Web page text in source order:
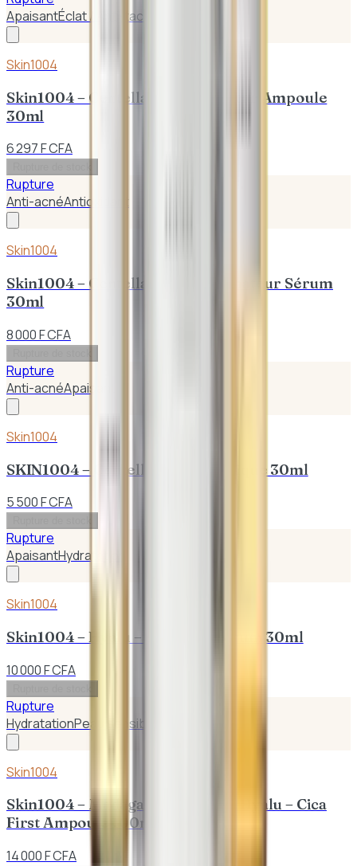
ApaisantÉclat / Anti-taches
Skin1004
Skin1004 – Centella de Madagascar Ampoule
30ml
6 297 F CFA
Rupture
Anti-acnéAntioxidant
Skin1004
Skin1004 – Centella Tone Illuminateur Sérum
30ml
8 000 F CFA
Rupture
Anti-acnéApaisant
Skin1004
SKIN1004 – Centella Toning Tonique 30ml
5 500 F CFA
Rupture
ApaisantHydratation
Skin1004
Skin1004 – Hyalu – Cica Blue Sérum 30ml
10 000 F CFA
Rupture
HydratationPeau sensible
Skin1004
Skin1004 – Madagascar Centella Hyalu – Cica
First Ampoule 100ml
14 000 F CFA